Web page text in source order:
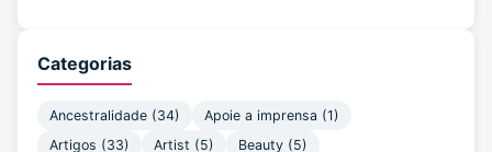
Categorias
Ancestralidade (34) Apoie a imprensa (1)
Artigos (33) Artist (5) Beauty (5)